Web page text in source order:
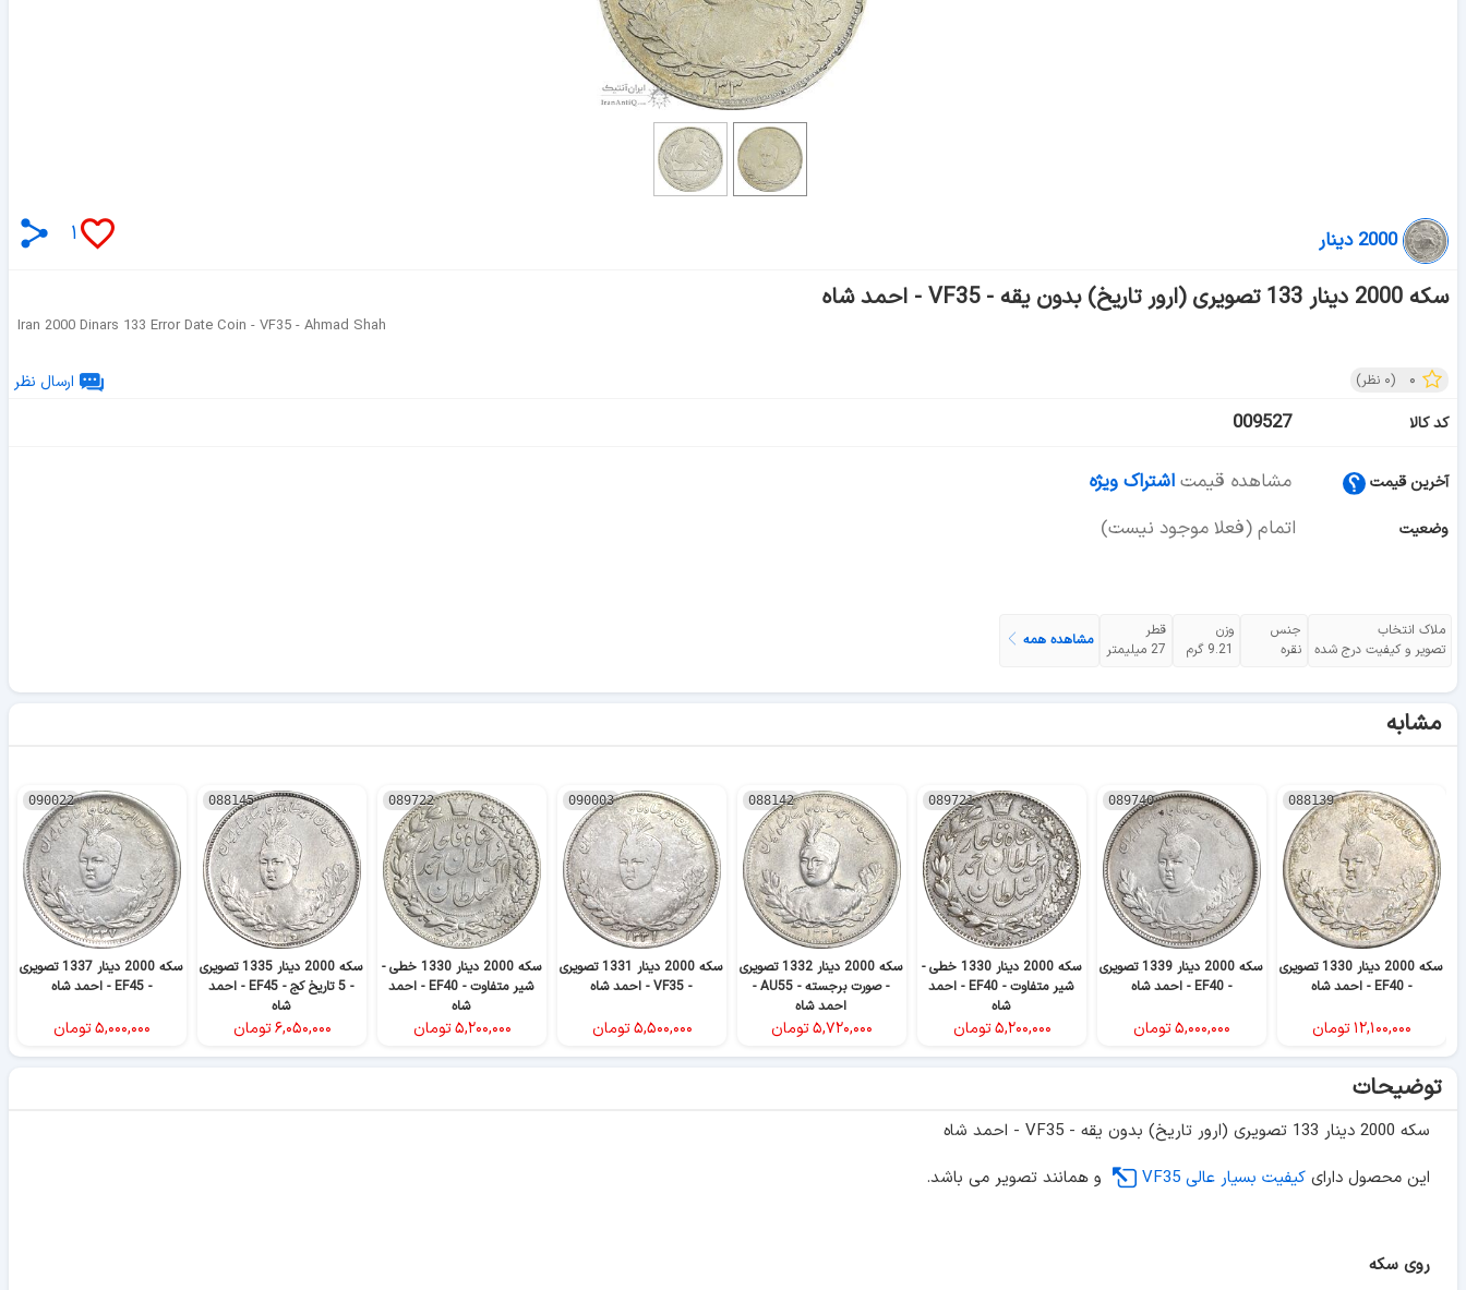
۱ 2000 دینار
سکه 2000 دینار 133 تصویری (ارور تاریخ) بدون یقه - VF35 - احمد شاه
Iran 2000 Dinars 133 Error Date Coin - VF35 - Ahmad Shah
۰ (۰ نظر)
ارسال نظر
کد کالا
009527
آخرین قیمت مشاهده قیمت اشتراک ویژه
وضعیت اتمام (فعلا موجود نیست)
ملاک انتخاب
تصویر و کیفیت درج شده
جنس
نقره
وزن
9.21 گرم
قطر
27 میلیمتر
مشاهده همه
مشابه
088139
سکه 2000 دینار 1330 تصویری
- EF40 - احمد شاه
۱۲,۱۰۰,۰۰۰تومان
089740
سکه 2000 دینار 1339 تصویری
- EF40 - احمد شاه
۵,۰۰۰,۰۰۰تومان
089721
سکه 2000 دینار 1330 خطی -
شیر متفاوت - EF40 - احمد
شاه
۵,۲۰۰,۰۰۰تومان
088142
سکه 2000 دینار 1332 تصویری
- صورت برجسته - AU55 -
احمد شاه
۵,۷۲۰,۰۰۰تومان
090003
سکه 2000 دینار 1331 تصویری
- VF35 - احمد شاه
۵,۵۰۰,۰۰۰تومان
089722
سکه 2000 دینار 1330 خطی -
شیر متفاوت - EF40 - احمد
شاه
۵,۲۰۰,۰۰۰تومان
088145
سکه 2000 دینار 1335 تصویری
- 5 تاریخ کج - EF45 - احمد
شاه
۶,۰۵۰,۰۰۰تومان
090022
سکه 2000 دینار 1337 تصویری
- EF45 - احمد شاه
۵,۰۰۰,۰۰۰تومان
توضیحات
سکه 2000 دینار 133 تصویری (ارور تاریخ) بدون یقه - VF35 - احمد شاه
این محصول دارای کیفیت بسیار عالی VF35 و همانند تصویر می باشد.
روی سکه